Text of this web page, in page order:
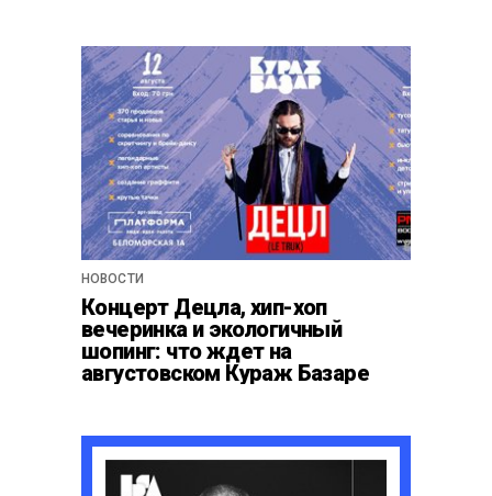
НОВОСТИ
Концерт Децла, хип-хоп
вечеринка и экологичный
шопинг: что ждет на
августовском Кураж Базаре